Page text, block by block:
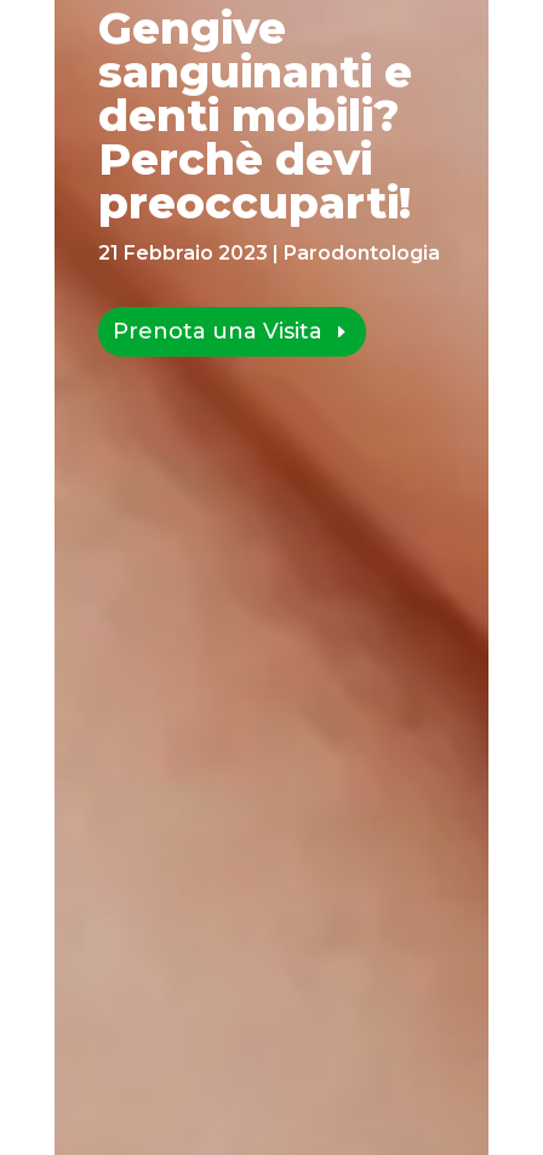
Gengive
sanguinanti e
denti mobili?
Perchè devi
preoccuparti!
21 Febbraio 2023 | Parodontologia
Prenota una Visita